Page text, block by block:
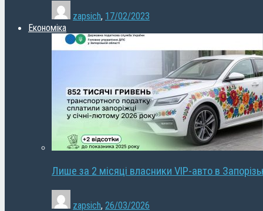
zapsich, 17/02/2023
Економіка
Лише за 2 місяці власники VIP-авто в
zapsich, 26/03/2026